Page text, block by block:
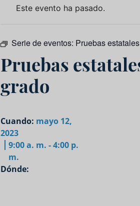
Este evento ha pasado.
Serie de eventos: Pruebas
Pruebas
grado
Cuando: mayo 12,
2023
9:00 a. m. - 4:00 p.
m.
Dónde: